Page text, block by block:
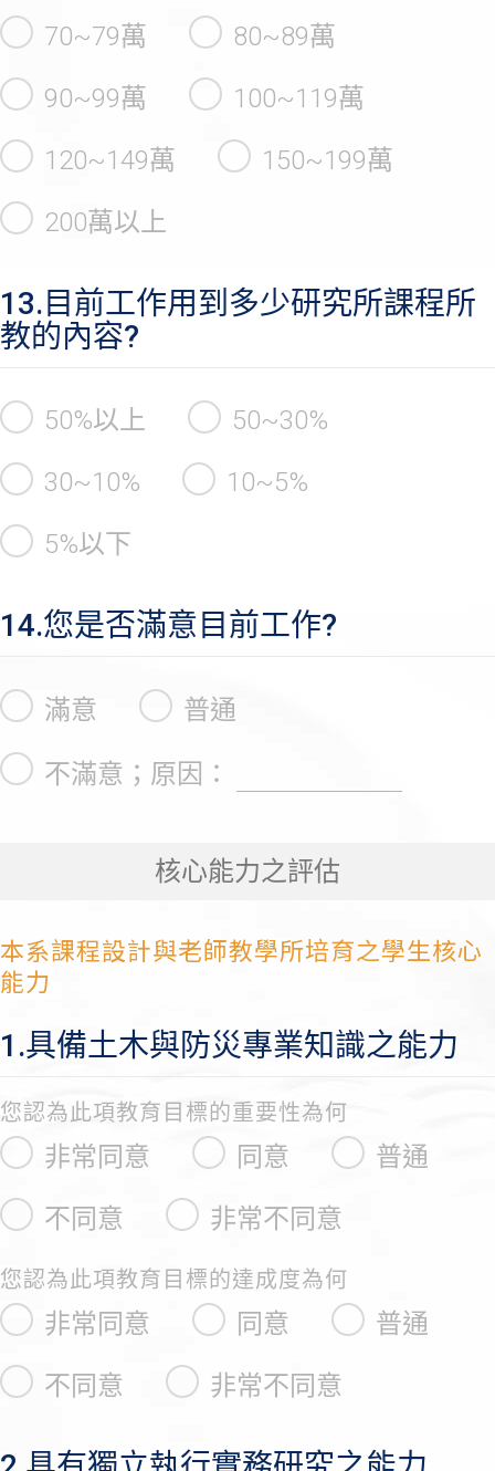
70~79萬
80~89萬
90~99萬
100~119萬
120~149萬
150~199萬
200萬以上
13.目前工作用到多少研究所課程所
教的內容?
50%以上
50~30%
30~10%
10~5%
5%以下
14.您是否滿意目前工作?
滿意 普通
不滿意；原因：
核心能力之評估
本系課程設計與老師教學所培育之學生核心
能力
1.具備土木與防災專業知識之能力
您認為此項教育目標的重要性為何
非常同意 同意
普通
不同意
非常不同意
您認為此項教育目標的達成度為何
非常同意 同意
普通
不同意
非常不同意